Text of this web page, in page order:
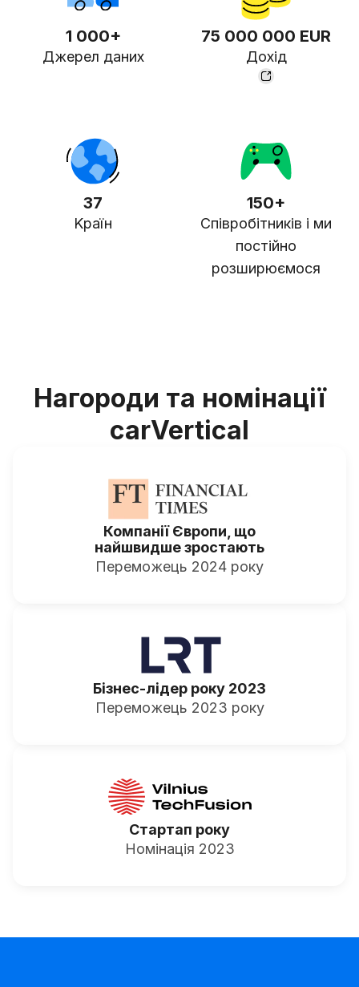
1 000+
Джерел даних
75 000 000 EUR
Дохід
37
Kраїн
150+
Cпівробітників і ми
постійно
розширюємося
Нагороди та номінації
carVertical
Компанії Європи, що
найшвидше зростають
Переможець 2024 року
Бізнес-лідер року 2023
Переможець 2023 року
Стартап року
Номінація 2023